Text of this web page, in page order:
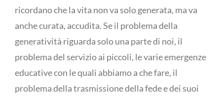
ricordano che la vita non va solo generata, ma va
anche curata, accudita. Se il problema della
generatività riguarda solo una parte di noi, il
problema del servizio ai piccoli, le varie emergenze
educative con le quali abbiamo a che fare, il
problema della trasmissione della fede e dei suoi